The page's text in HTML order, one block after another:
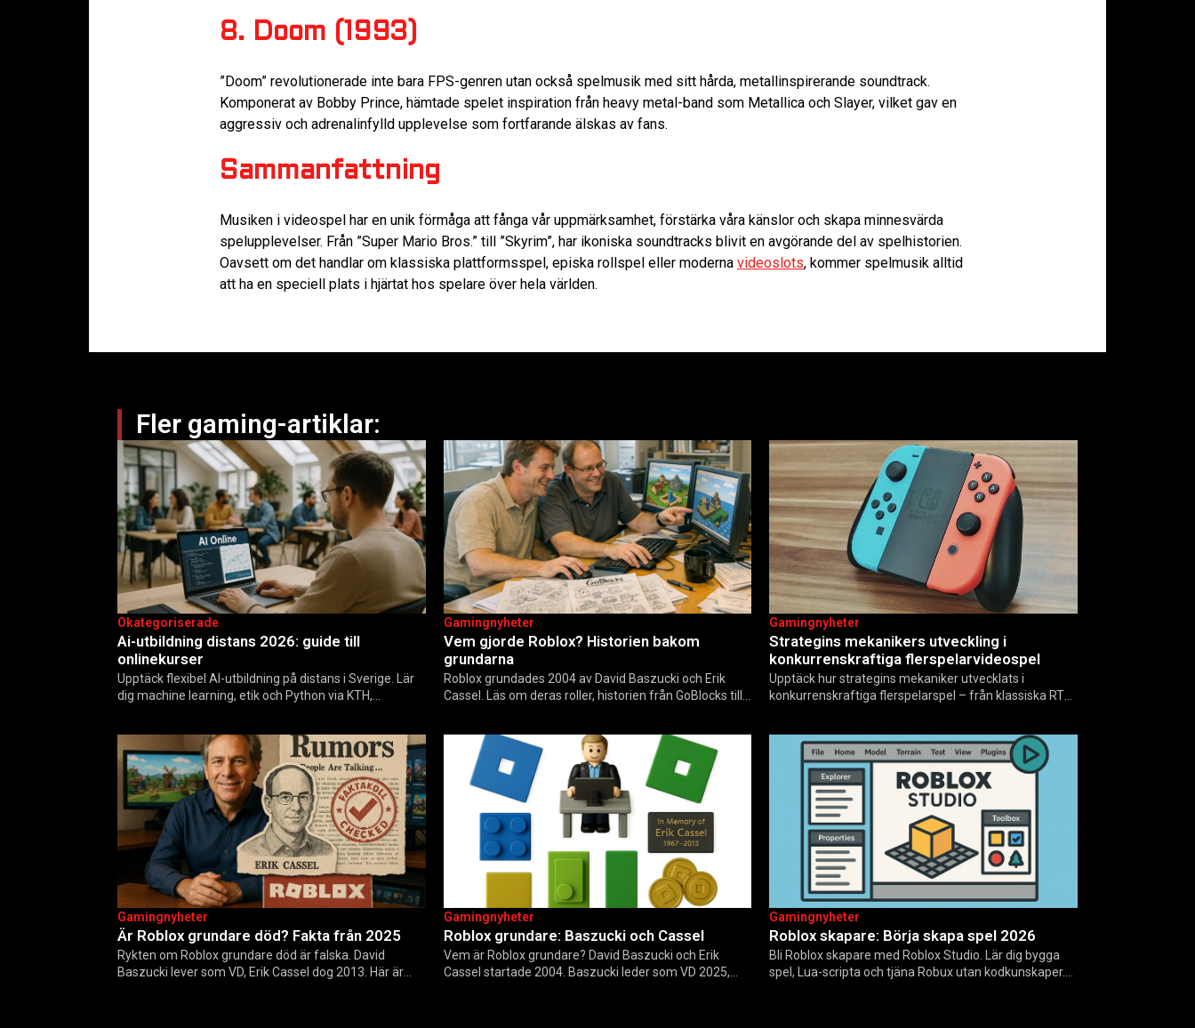
8. Doom (1993)
”Doom” revolutionerade inte bara FPS-genren utan också spelmusik med sitt hårda, metallinspirerande soundtrack.
Komponerat av Bobby Prince, hämtade spelet inspiration från heavy metal-band som Metallica och Slayer, vilket gav en
aggressiv och adrenalinfylld upplevelse som fortfarande älskas av fans.
Sammanfattning
Musiken i videospel har en unik förmåga att fånga vår uppmärksamhet, förstärka våra känslor och skapa minnesvärda
spelupplevelser. Från ”Super Mario Bros.” till ”Skyrim”, har ikoniska soundtracks blivit en avgörande del av spelhistorien.
Oavsett om det handlar om klassiska plattformsspel, episka rollspel eller moderna videoslots, kommer spelmusik alltid
att ha en speciell plats i hjärtat hos spelare över hela världen.
Fler gaming-artiklar:
Ai-utbildning distans 2026: guide till
onlinekurser
Okategoriserade
Upptäck flexibel AI-utbildning på distans i Sverige. Lär
dig machine learning, etik och Python via KTH,
Vem gjorde Roblox? Historien bakom
grundarna
Gamingnyheter
Roblox grundades 2004 av David Baszucki och Erik
Cassel. Läs om deras roller, historien från GoBlocks till
Strategins mekanikers utveckling i
konkurrenskraftiga flerspelarvideospel
Gamingnyheter
Upptäck hur strategins mekaniker utvecklats i
konkurrenskraftiga flerspelarspel – från klassiska RTS
Är Roblox grundare död? Fakta från 2025
Gamingnyheter
Rykten om Roblox grundare död är falska. David
Baszucki lever som VD, Erik Cassel dog 2013. Här är
Roblox grundare: Baszucki och Cassel
Gamingnyheter
Vem är Roblox grundare? David Baszucki och Erik
Cassel startade 2004. Baszucki leder som VD 2025,
Roblox skapare: Börja skapa spel 2026
Gamingnyheter
Bli Roblox skapare med Roblox Studio. Lär dig bygga
spel, Lua-scripta och tjäna Robux utan kodkunskaper.